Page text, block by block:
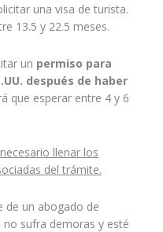
una visa de turista.
13.5 y 22.5 meses.
un permiso para
después de haber
que esperar entre 4 y 6
llenar los
del trámite.
de un abogado de
sufra demoras y esté